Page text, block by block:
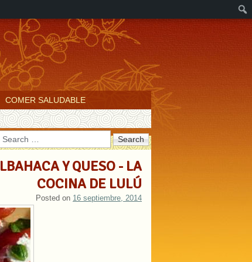
COMER SALUDABLE
Search
Y QUESO - LA
COCINA DE LULÚ
Posted on 16 septiembre, 2014